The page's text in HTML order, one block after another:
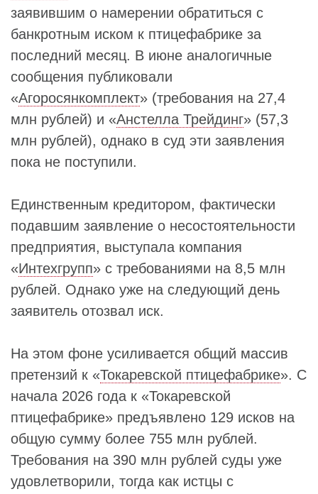
заявившим о намерении обратиться с
банкротным иском к птицефабрике за
последний месяц. В июне аналогичные
сообщения публиковали
«Агоросянкомплект» (требования на 27,4
млн рублей) и «Анстелла Трейдинг» (57,3
млн рублей), однако в суд эти заявления
пока не поступили.
Единственным кредитором, фактически
подавшим заявление о несостоятельности
предприятия, выступала компания
«Интехгрупп» с требованиями на 8,5 млн
рублей. Однако уже на следующий день
заявитель отозвал иск.
На этом фоне усиливается общий массив
претензий к «Токаревской птицефабрике». С
начала 2026 года к «Токаревской
птицефабрике» предъявлено 129 исков на
общую сумму более 755 млн рублей.
Требования на 390 млн рублей суды уже
удовлетворили, тогда как истцы с